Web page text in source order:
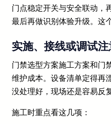
门点稳定开关与安全联动，
最后再做识别体验升级。这
实施、接线或调试
门禁选型方案施工方案和门
维护成本。设备清单定得再
没处理好，现场还是容易反
施工时重点看这几项：